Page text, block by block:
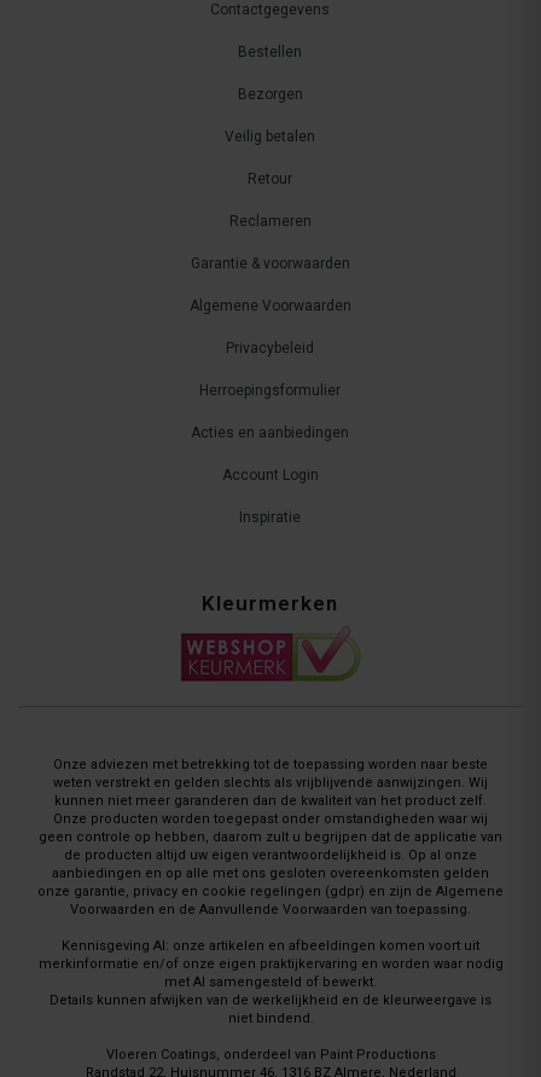
Contactgegevens
Bestellen
Bezorgen
Veilig betalen
Retour
Reclameren
Garantie & voorwaarden
Algemene Voorwaarden
Privacybeleid
Herroepingsformulier
Acties en aanbiedingen
Account Login
Inspiratie
Kleurmerken
Onze adviezen met betrekking tot de toepassing worden naar beste
weten verstrekt en gelden slechts als vrijblijvende aanwijzingen. Wij
kunnen niet meer garanderen dan de kwaliteit van het product zelf.
Onze producten worden toegepast onder omstandigheden waar wij
geen controle op hebben, daarom zult u begrijpen dat de applicatie van
de producten altijd uw eigen verantwoordelijkheid is. Op al onze
aanbiedingen en op alle met ons gesloten overeenkomsten gelden
onze garantie, privacy en cookie regelingen (gdpr) en zijn de Algemene
Voorwaarden en de Aanvullende Voorwaarden van toepassing.
Kennisgeving AI: onze artikelen en afbeeldingen komen voort uit
merkinformatie en/of onze eigen praktijkervaring en worden waar nodig
met AI samengesteld of bewerkt.
Details kunnen afwijken van de werkelijkheid en de kleurweergave is
niet bindend.
Vloeren Coatings, onderdeel van Paint Productions
Randstad 22, Huisnummer 46, 1316 BZ Almere, Nederland